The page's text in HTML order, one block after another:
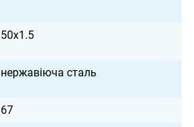
50х1.5
нержавіюча сталь
67